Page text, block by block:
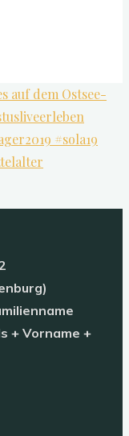
auf dem Ostsee-
#sola19
+ Vorname +